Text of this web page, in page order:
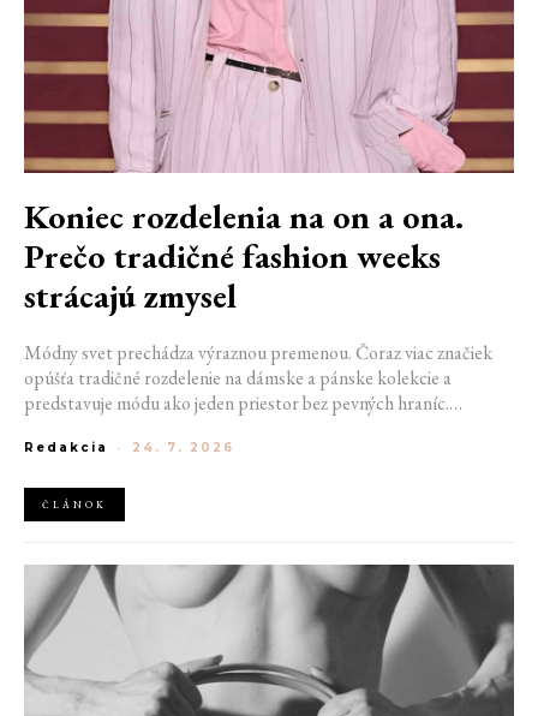
Koniec rozdelenia na on a ona.
Prečo tradičné fashion weeks
strácajú zmysel
Módny svet prechádza výraznou premenou. Čoraz viac značiek
opúšťa tradičné rozdelenie na dámske a pánske kolekcie a
predstavuje módu ako jeden priestor bez pevných hraníc.
udržateľnosť naznačujú, že klasické týždne módy môžu čoskoro
Redakcia - 24. 7. 2026
ČLÁNOK